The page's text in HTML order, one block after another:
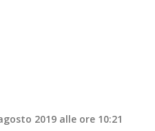
2019 alle ore 10:21